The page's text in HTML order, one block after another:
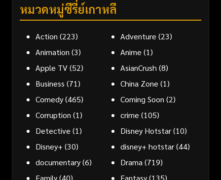
หมวดหมู่ซีรี่ย์เกาหลี
Action (223) Adventure (23)
Animation (3) Anime (1)
Apple TV(52) AsianCrush (8)
Business (71) China Zone (1)
Comedy(465) Coming Soon (2)
Corruption (1) crime (105)
Detective (1) Disney Hotstar(10)
Disney+ (30) disney+ hotstar(44)
documentary(6) Drama (719)
Family(40) Fantasy(135)